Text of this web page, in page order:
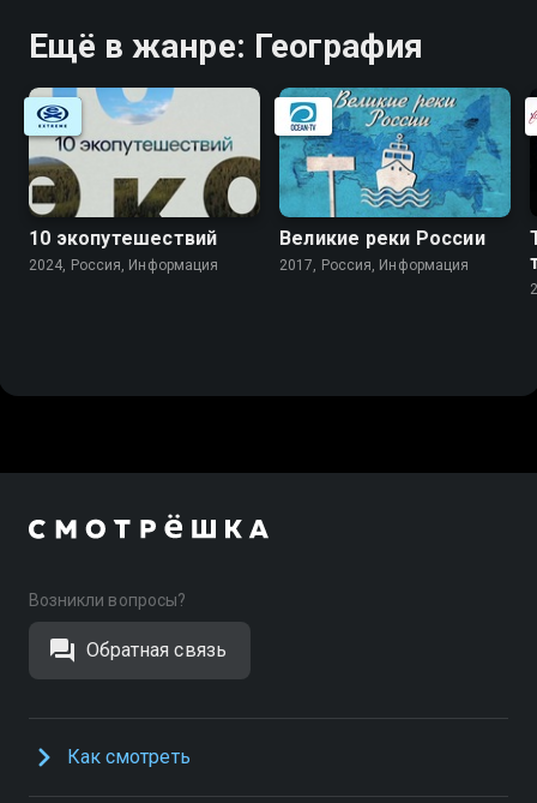
Ещё в жанре: География
10 экопутешествий
2024, Россия, Информация
Великие реки России
2017, Россия, Информация
Возникли вопросы?
Обратная связь
Как смотреть